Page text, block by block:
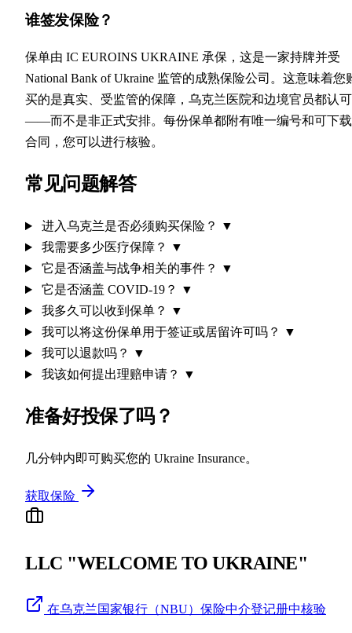
谁签发保险？
保单由 IC EUROINS UKRAINE 承保，这是一家持牌并受
National Bank of Ukraine 监管的成熟保险公司。这意味着您
买的是真实、受监管的保障，乌克兰医院和边境官员都认可
——而不是非正式安排。每份保单都附有唯一编号和可下
合同，您可以进行核验。
常见问题解答
进入乌克兰是否必须购买保险？
▼
我需要多少医疗保障？
▼
它是否涵盖与战争相关的事件？
▼
它是否涵盖 COVID-19？
▼
我多久可以收到保单？
▼
我可以将这份保单用于签证或居留许可吗？
▼
我可以退款吗？
▼
我该如何提出理赔申请？
▼
准备好投保了吗？
几分钟内即可购买您的 Ukraine Insurance。
获取保险
LLC "WELCOME TO UKRAINE"
在乌克兰国家银行（NBU）保险中介登记册中核验